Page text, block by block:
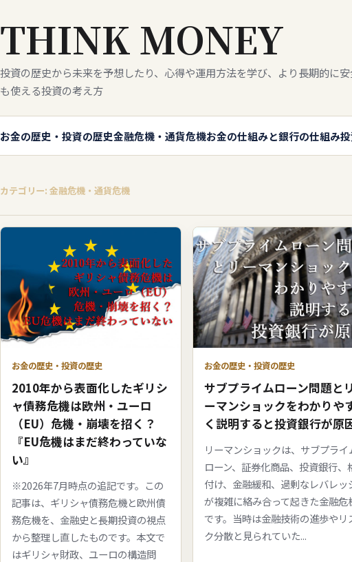
THINK MONEY
投資の歴史から未来を予想したり、心得や運用方法を学び、より長期的に
も使える投資の考え方
お金の歴史・投資の歴史金融危機・通貨危機お金の仕組みと銀行の仕組み
カテゴリー: 金融危機・通貨危機
お金の歴史・投資の歴史
2010年から表面化したギリシ
ャ債務危機は欧州・ユーロ
（EU）危機・崩壊を招く？
『EU危機はまだ終わっていな
い』
※2026年7月時点の追記です。この
記事は、ギリシャ債務危機と欧州債
務危機を、金融史と長期投資の視点
から整理し直したものです。本文で
はギリシャ財政、ユーロの構造問
お金の歴史・投資の歴史
サブプライムローン問題とリ
ーマンショックをわかりや
く説明すると投資銀行が原
リーマンショックは、サブプライ
ローン、証券化商品、投資銀行、
付け、金融緩和、過剰なレバレッ
が複雑に絡み合って起きた金融危
です。当時は金融技術の進歩やリ
ク分散と見られていた...